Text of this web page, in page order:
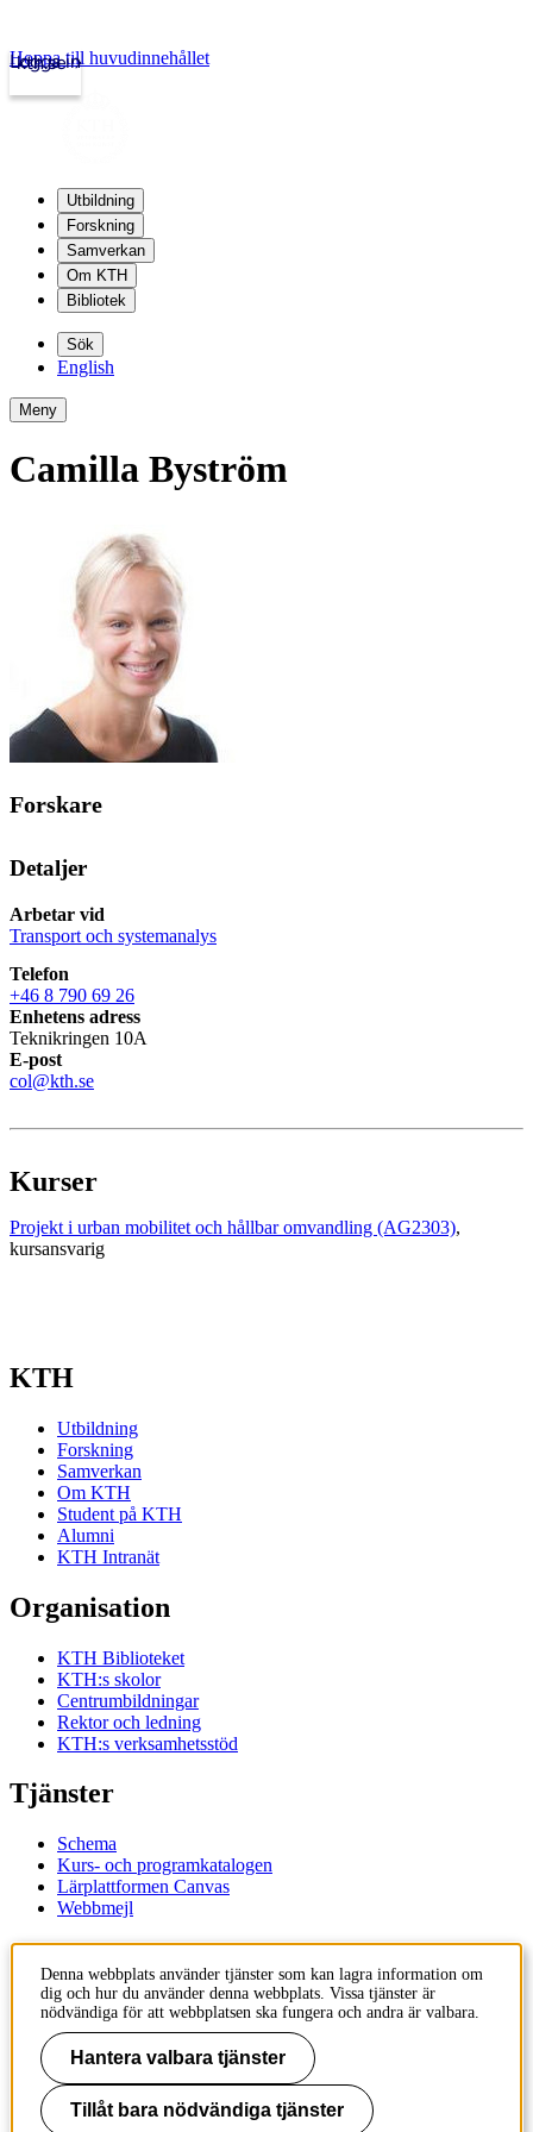
kth.se
Logga in
Hoppa till huvudinnehållet
Utbildning
Forskning
Samverkan
Om KTH
Bibliotek
Sök
English
Meny
Camilla Byström
Forskare
Detaljer
Arbetar vid
Transport och systemanalys
Telefon
+46 8 790 69 26
Enhetens adress
Teknikringen 10A
E-post
col@kth.se
Kurser
Projekt i urban mobilitet och hållbar omvandling (AG2303),
kursansvarig
KTH
Utbildning
Forskning
Samverkan
Om KTH
Student på KTH
Alumni
KTH Intranät
Organisation
KTH Biblioteket
KTH:s skolor
Centrumbildningar
Rektor och ledning
KTH:s verksamhetsstöd
Tjänster
Schema
Kurs- och programkatalogen
Lärplattformen Canvas
Webbmejl
KTH
100 44 Stockholm
+46 8 790 60 00
Kontakta KTH
Jobba på KTH
Denna webbplats använder tjänster som kan lagra information om
dig och hur du använder denna webbplats. Vissa tjänster är
nödvändiga för att webbplatsen ska fungera och andra är valbara.
Hantera valbara tjänster
Tillåt bara nödvändiga tjänster